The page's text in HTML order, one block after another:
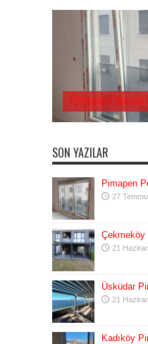
Pimapen
SON YAZILAR
Pimapen
27
Çekmeköy
21
Üsküdar
21
Kadıköy